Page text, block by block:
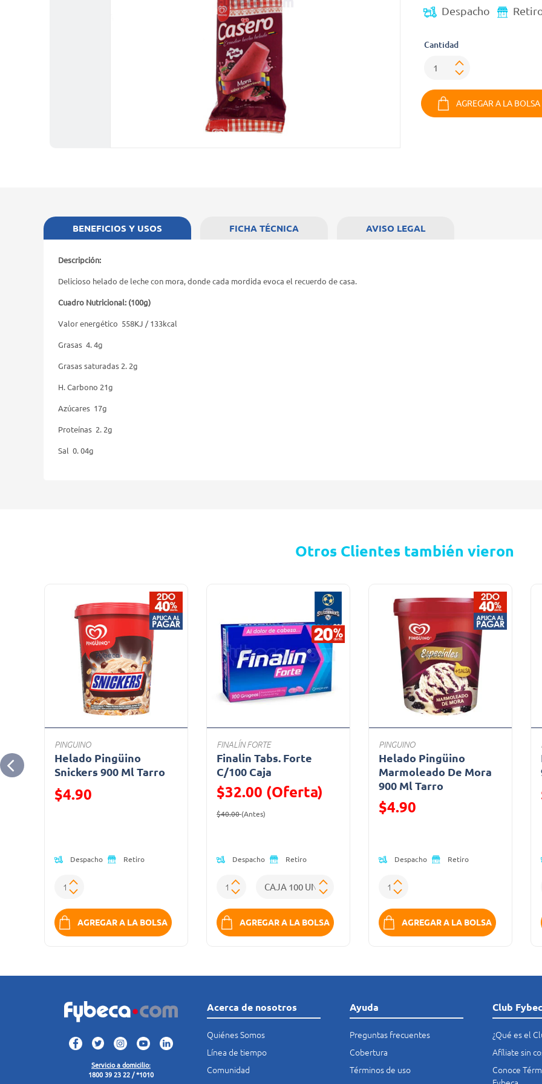
Despacho
Cantidad
AGREGAR A LA BOLSA
BENEFICIOS Y USOS
Descripción:
Delicioso helado de leche con mora, donde cada mordida evoca el recuerdo de casa.
Cuadro Nutricional: (100g)
Valor energético 558KJ / 133kcal
Grasas 4. 4g
Grasas saturadas 2. 2g
H. Carbono 21g
Azúcares 17g
Proteínas 2. 2g
Sal 0. 04g
FICHA TÉCNICA AVISO LEGAL
Otros Clientes también vieron
PINGUINO
Helado Pingüino
Snickers 900 Ml Tarro
Precio reducido de
$4.90
Despacho Retiro
AGREGAR A LA BOLSA
FINALÍN FORTE
Finalin Tabs. Forte
C/100 Caja
$32.00 (Oferta)
Precio reducido de
$40.00(Antes)
Despacho Retiro
AGREGAR A LA BOLSA
PINGUINO
Helado Pingüino
Marmoleado De Mora
900 Ml Tarro
Precio reducido de
$4.90
Despacho Retiro
AGREGAR A LA BOLSA
Servicio a domicilio:
1800 39 23 22 / *1010
Acerca de nosotros
Quiénes Somos
Línea de tiempo
Comunidad
Ayuda
Preguntas frecuentes
Cobertura
Términos de uso
Club
¿Qué es el
Afíliate sin
Conoce